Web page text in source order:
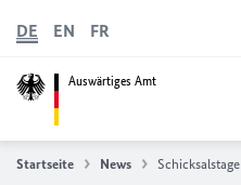
Auswärtiges Amt
DE EN FR
Startseite News